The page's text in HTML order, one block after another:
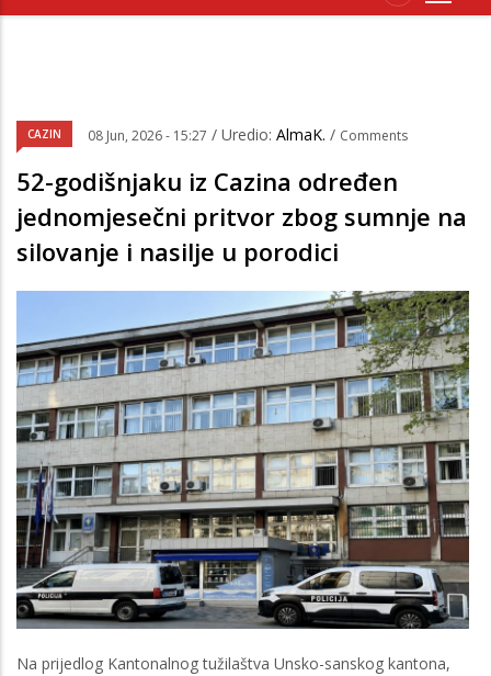
CAZIN 08 Jun, 2026 - 15:27 / Uredio: AlmaK. / Comments
52-godišnjaku iz Cazina određen
jednomjesečni pritvor zbog sumnje na
silovanje i nasilje u porodici
Na prijedlog Kantonalnog tužilaštva Unsko-sanskog kantona,